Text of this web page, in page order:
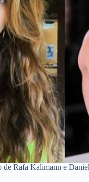
de Rafa Kalimann e